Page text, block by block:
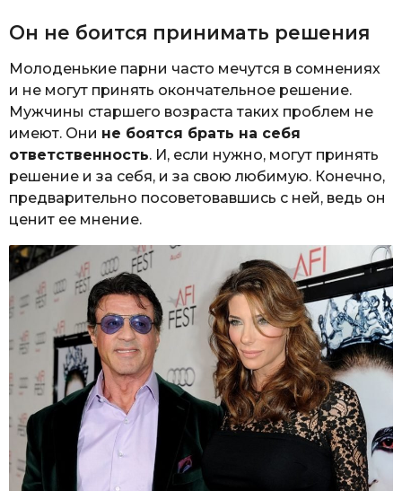
Он не боится принимать решения
Молоденькие парни часто мечутся в сомнениях
и не могут принять окончательное решение.
Мужчины старшего возраста таких проблем не
имеют. Они не боятся брать на себя
ответственность. И, если нужно, могут принять
решение и за себя, и за свою любимую. Конечно,
предварительно посоветовавшись с ней, ведь он
ценит ее мнение.